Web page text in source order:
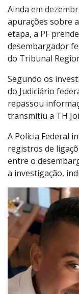
Ainda em
apurações sobre
etapa, a PF
desembargador
do Tribunal
Segundo os
do Judiciário
repassou
transmitiu a TH
A Polícia Federal
registros de
entre o
a investigação,